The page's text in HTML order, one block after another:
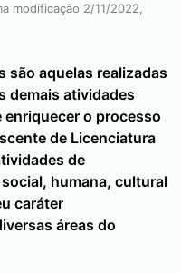
modificação 2/11/2022,
são aquelas realizadas
demais atividades
o processo
de Licenciatura
de
humana, cultural
caráter
áreas do